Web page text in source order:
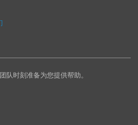
队时刻准备为您提供帮助。